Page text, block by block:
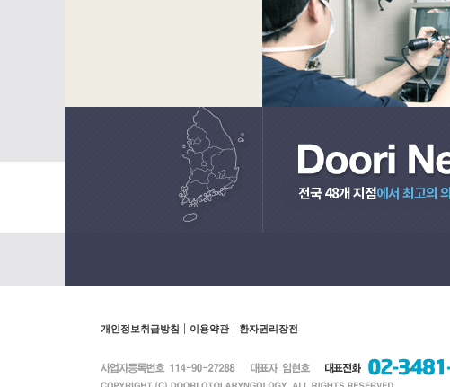
전국 48개 지점에서 최고의
개인정보취급방침 이용약관 환자권리장전